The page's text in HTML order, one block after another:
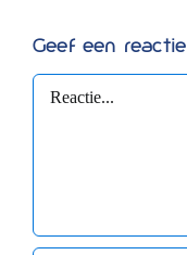
Geef een reactie
Reactie